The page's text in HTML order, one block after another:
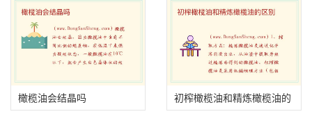
橄榄油会结晶吗
初榨橄榄油和精炼橄榄油的